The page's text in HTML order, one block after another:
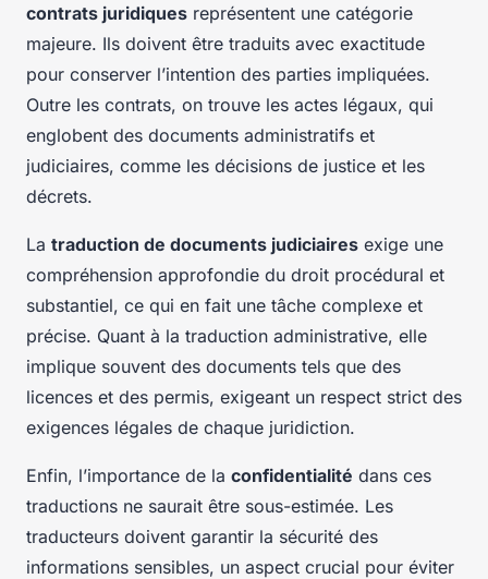
contrats juridiques représentent une catégorie
majeure. Ils doivent être traduits avec exactitude
pour conserver l’intention des parties impliquées.
Outre les contrats, on trouve les actes légaux, qui
englobent des documents administratifs et
judiciaires, comme les décisions de justice et les
décrets.
La traduction de documents judiciaires exige une
compréhension approfondie du droit procédural et
substantiel, ce qui en fait une tâche complexe et
précise. Quant à la traduction administrative, elle
implique souvent des documents tels que des
licences et des permis, exigeant un respect strict des
exigences légales de chaque juridiction.
Enfin, l’importance de la confidentialité dans ces
traductions ne saurait être sous-estimée. Les
traducteurs doivent garantir la sécurité des
informations sensibles, un aspect crucial pour éviter